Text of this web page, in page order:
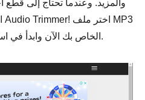
الخاص بك الآن وابدأ في استخدام هذه الأداة عبر الإنترنت.